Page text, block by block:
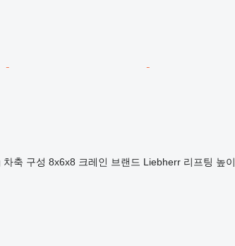
차축 구성 8x6x8 크레인 브랜드 Liebherr 리프팅 높이